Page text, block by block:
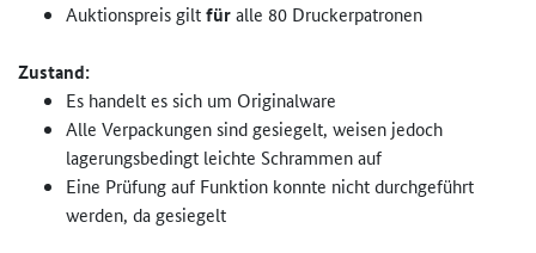
Auktionspreis giltfüralle 80 Druckerpatronen
Zustand:
Es handelt es sich um Originalware
Alle Verpackungen sind gesiegelt, weisen jedoch
lagerungsbedingt leichte Schrammen auf
Eine Prüfung auf Funktion konnte nicht durchgeführt
werden, da gesiegelt